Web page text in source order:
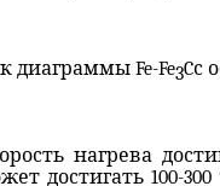
диаграммы Fe-Fe3Cс
нагрева
достигать 100-